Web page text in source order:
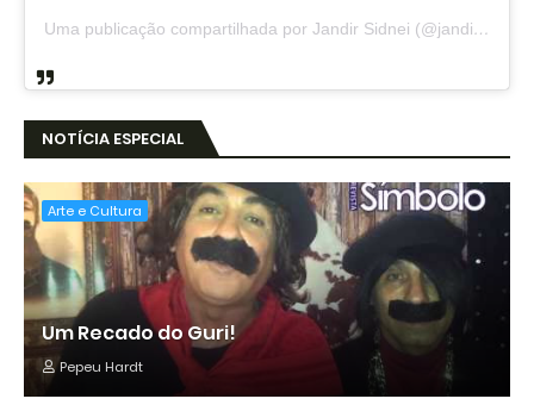
Uma publicação compartilhada por Jandir Sidnei (@jandirsidnei)
NOTÍCIA ESPECIAL
Arte e Cultura
Um Recado do Guri!
Pepeu Hardt